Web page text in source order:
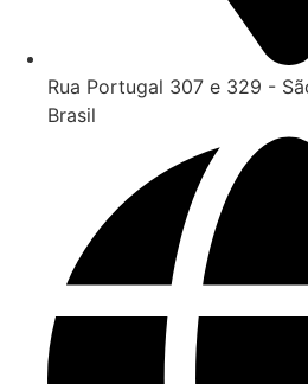
Rua Portugal 307 e 329 -
Brasil